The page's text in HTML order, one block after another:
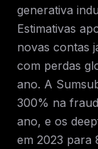
generativa
Estimativas
novas contas
com perdas
ano. A
300% na
ano, e os
em 2023 para